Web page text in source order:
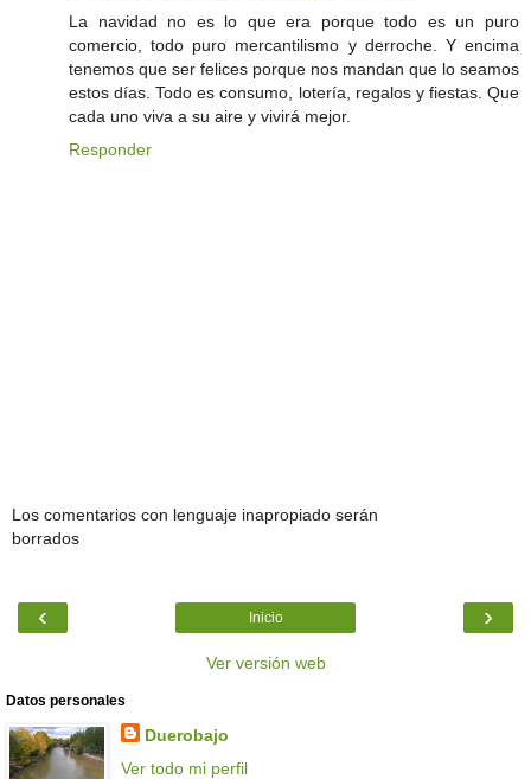
La navidad no es lo que era porque todo es un puro
comercio, todo puro mercantilismo y derroche. Y encima
tenemos que ser felices porque nos mandan que lo seamos
estos días. Todo es consumo, lotería, regalos y fiestas. Que
cada uno viva a su aire y vivirá mejor.
Responder
Los comentarios con lenguaje inapropiado serán
borrados
‹ ›
Inicio
Ver versión web
Datos personales
Duerobajo
Ver todo mi perfil